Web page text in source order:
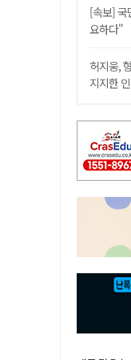
[속보] 국
요하다"
허지웅,
지지한